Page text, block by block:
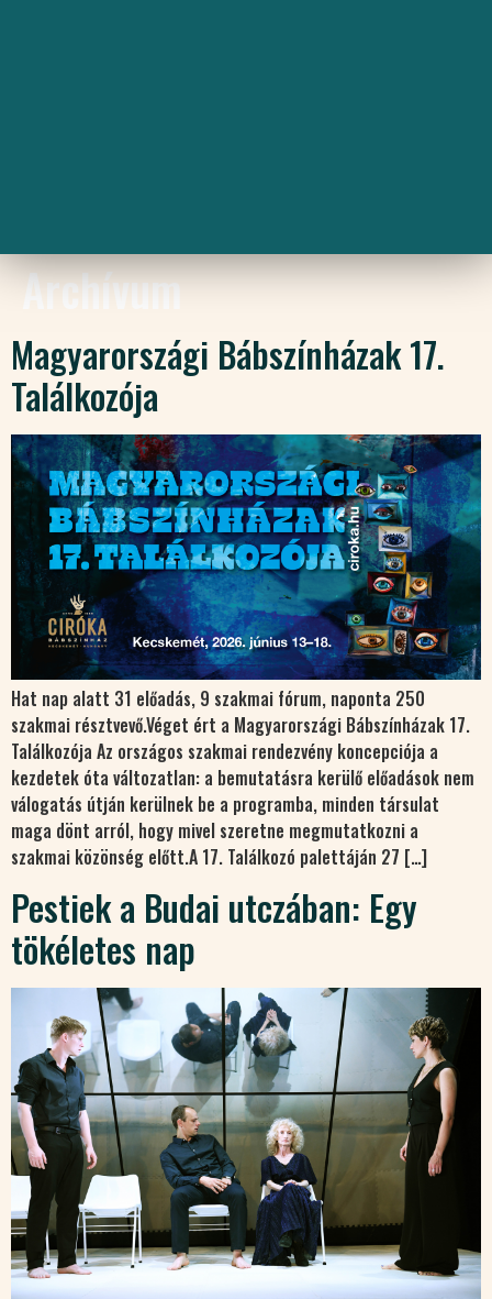
Archívum
Magyarországi Bábszínházak 17.
Találkozója
Hat nap alatt 31 előadás, 9 szakmai fórum, naponta 250
szakmai résztvevő.Véget ért a Magyarországi Bábszínházak 17.
Találkozója Az országos szakmai rendezvény koncepciója a
kezdetek óta változatlan: a bemutatásra kerülő előadások nem
válogatás útján kerülnek be a programba, minden társulat
maga dönt arról, hogy mivel szeretne megmutatkozni a
szakmai közönség előtt.A 17. Találkozó palettáján 27 […]
Pestiek a Budai utczában: Egy
tökéletes nap